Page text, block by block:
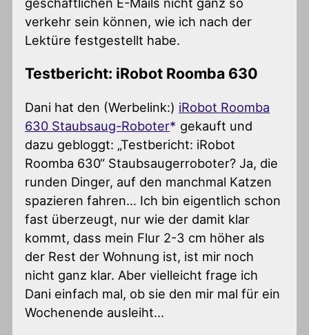
verkehr sein können, wie ich nach der
Lektüre festgestellt habe.
Testbericht: iRobot Roomba 630
Dani hat den (Werbelink:) iRobot Roomba
630 Staubsaug-Roboter
gekauft und
dazu gebloggt: „Testbericht: iRobot
Roomba 630“ Staubsaugerroboter? Ja, die
runden Dinger, auf den manchmal Katzen
spazieren fahren… Ich bin eigentlich schon
fast überzeugt, nur wie der damit klar
kommt, dass mein Flur 2-3 cm höher als
der Rest der Wohnung ist, ist mir noch
nicht ganz klar. Aber vielleicht frage ich
Dani einfach mal, ob sie den mir mal für ein
Wochenende ausleiht…